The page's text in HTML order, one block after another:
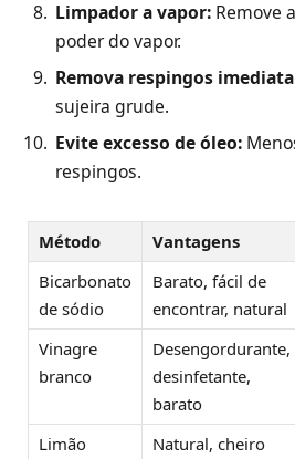
Limpador a vapor: Remove
poder do vapor.
Remova respingos
sujeira grude.
Evite excesso de óleo:
respingos.
Método Vantagens
Bicarbonato
de sódio
Barato, fácil de
encontrar, natural
Vinagre
branco
Desengordurante,
desinfetante,
barato
Limão
Natural, cheiro